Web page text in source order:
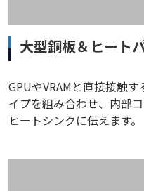
大型銅板＆ヒート
GPUやVRAMと直接接触
イプを組み合わせ、内部
ヒートシンクに伝えます。